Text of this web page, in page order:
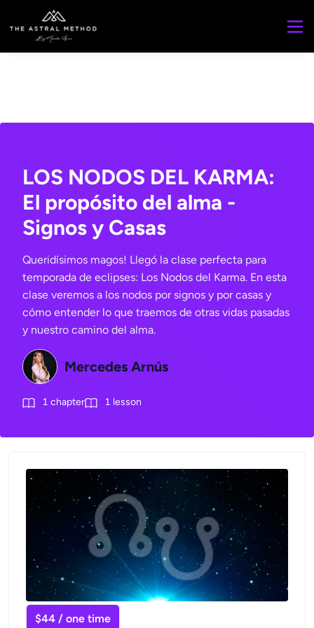
LOS NODOS DEL KARMA:
El propósito del alma -
Signos y Casas
Queridísimos magos! Llegó la clase perfecta para
temporada de eclipses: Los Nodos del Karma. En esta
clase veremos a los nodos por signos y por casas y
cómo entender lo que traemos de otras vidas pasadas
y nuestro camino del alma.
Mercedes Arnús
1 chapter 1 lesson
$44 / one time